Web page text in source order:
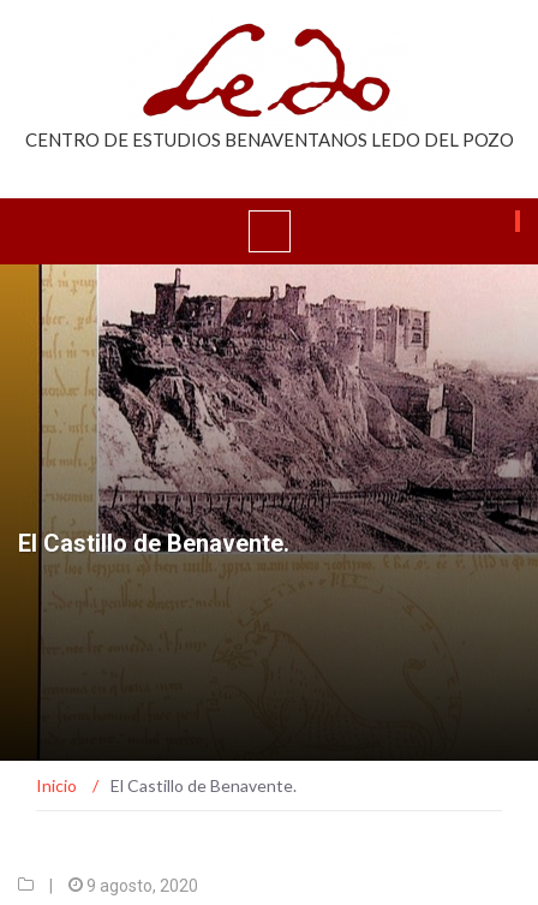
CENTRO DE ESTUDIOS BENAVENTANOS LEDO DEL POZO
El Castillo de Benavente.
Inicio / El Castillo de Benavente.
| 9 agosto, 2020